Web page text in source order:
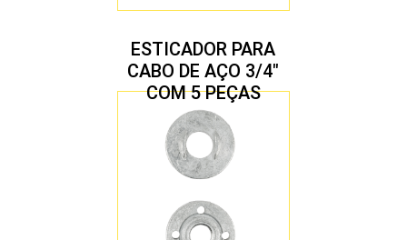
ESTICADOR PARA
CABO DE AÇO 3/4″
COM 5 PEÇAS